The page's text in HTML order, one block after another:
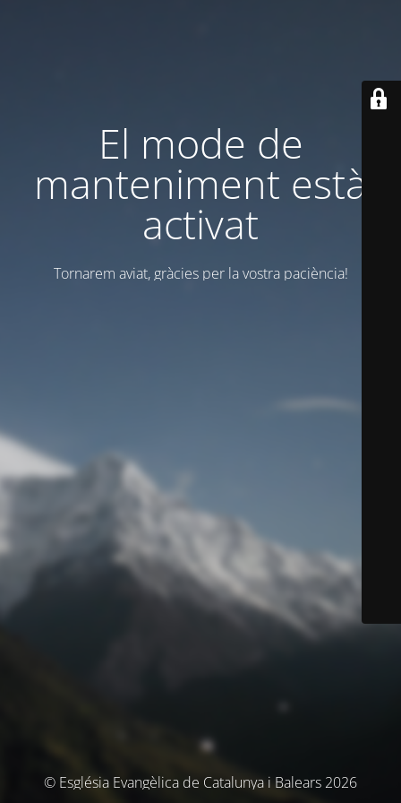
El mode de
manteniment està
activat
Tornarem aviat, gràcies per la vostra paciència!
© Església Evangèlica de Catalunya i Balears 2026